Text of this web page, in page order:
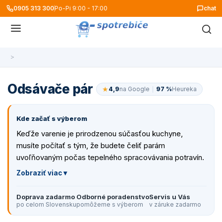
0905 313 300Po-Pi 9:00 - 17:00 chat
>
Odsávače pár ★4,9na Google 97 %Heureka
Kde začať s výberom
Keďže varenie je prirodzenou súčasťou kuchyne,
musíte počítať s tým, že budete čeliť parám
uvoľňovaným počas tepelného spracovávania potravín.
V tom prípade, že vaša varná doska nemá zabudovaný
externej podobe. Pri výbere správneho digestora by ste
mali dbať na jeho výkon, hlučnosť, dizajn, umiestnenie a
v neposlednom rade veľkosť. Ideálny odsávač pár by
Doprava zadarmo
po celom Slovensku
Odborné poradenstvo
pomôžeme s výberom
Servis u Vás
v záruke zadarmo